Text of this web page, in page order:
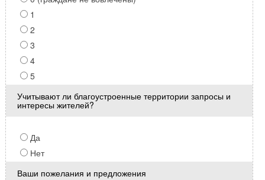
1
2
3
4
5
Учитывают ли благоустроенные территории запросы и
интересы жителей?
Да
Нет
Ваши пожелания и предложения